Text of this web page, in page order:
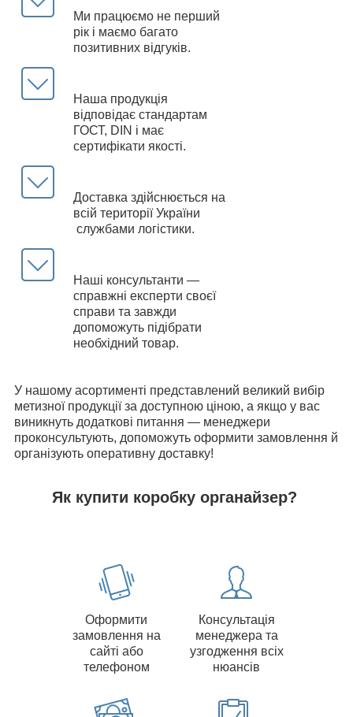
Ми працюємо не перший
рік і маємо багато
позитивних відгуків.
Наша продукція
відповідає стандартам
ГОСТ, DIN і має
сертифікати якості.
Доставка здійснюється на
всій території України
службами логістики.
Наші консультанти —
справжні експерти своєї
справи та завжди
допоможуть підібрати
необхідний товар.
У нашому асортименті представлений великий вибір
метизної продукції за доступною ціною, а якщо у вас
виникнуть додаткові питання — менеджери
проконсультують, допоможуть оформити замовлення й
організують оперативну доставку!
Як купити коробку органайзер?
Оформити
замовлення на
сайті або
телефоном
Консультація
менеджера та
узгодження всіх
нюансів